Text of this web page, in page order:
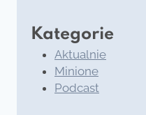
Kategorie
Aktualnie
Minione
Podcast